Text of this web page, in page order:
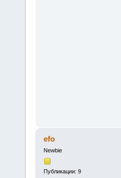
efo
Newbie
Публикации: 9